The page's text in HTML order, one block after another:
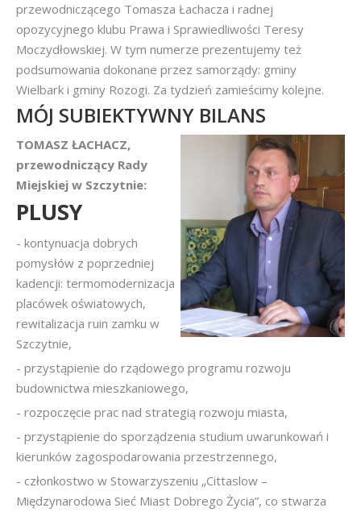
przewodniczącego Tomasza Łachacza i radnej
opozycyjnego klubu Prawa i Sprawiedliwości Teresy
Moczydłowskiej. W tym numerze prezentujemy też
podsumowania dokonane przez samorządy: gminy
Wielbark i gminy Rozogi. Za tydzień zamieścimy kolejne.
MÓJ SUBIEKTYWNY BILANS
TOMASZ ŁACHACZ,
przewodniczący Rady
Miejskiej w Szczytnie:
PLUSY
- kontynuacja dobrych
pomysłów z poprzedniej
kadencji: termomodernizacja
placówek oświatowych,
rewitalizacja ruin zamku w
Szczytnie,
- przystąpienie do rządowego programu rozwoju
budownictwa mieszkaniowego,
- rozpoczęcie prac nad strategią rozwoju miasta,
- przystąpienie do sporządzenia studium uwarunkowań i
kierunków zagospodarowania przestrzennego,
- członkostwo w Stowarzyszeniu „Cittaslow –
Międzynarodowa Sieć Miast Dobrego Życia”, co stwarza